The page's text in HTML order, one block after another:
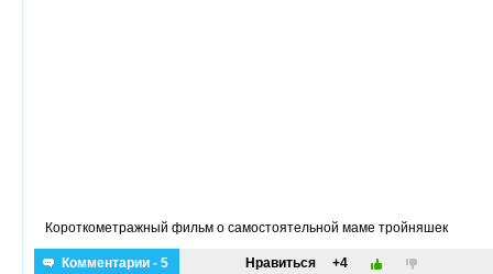
Короткометражный фильм о самостоятельной маме тройняшек
Комментарии - 5 Нравиться +4